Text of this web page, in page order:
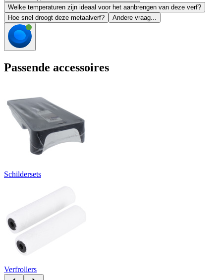
Welke temperaturen zijn ideaal voor het aanbrengen van deze verf?
Hoe snel droogt deze metaalverf?
Andere vraag...
Passende accessoires
Schildersets
Verfrollers